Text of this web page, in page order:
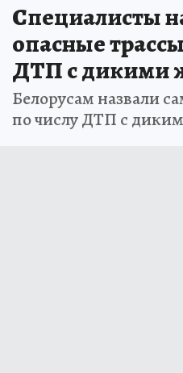
Специалисты
опасные
ДТП с дикими
Белорусам назвали
по числу ДТП с